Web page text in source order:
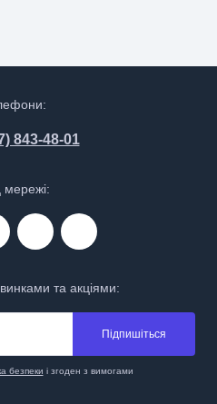
843-48-01
та акціями:
Підпишіться
безпеки і згоден з вимогами